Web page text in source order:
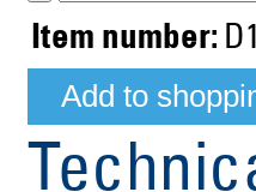
Item number: